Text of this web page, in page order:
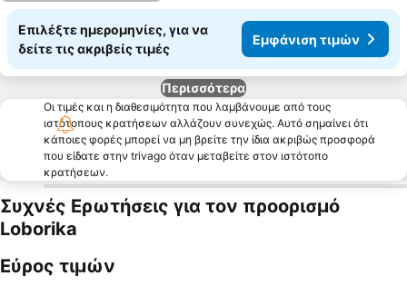
Επιλέξτε ημερομηνίες, για να
δείτε τις ακριβείς τιμές
Εμφάνιση τιμών
Περισσότερα
Οι τιμές και η διαθεσιμότητα που λαμβάνουμε από τους
ιστότοπους κρατήσεων αλλάζουν συνεχώς. Αυτό σημαίνει ότι
κάποιες φορές μπορεί να μη βρείτε την ίδια ακριβώς προσφορά
που είδατε στην trivago όταν μεταβείτε στον ιστότοπο
κρατήσεων.
Συχνές Ερωτήσεις για τον προορισμό
Loborika
Εύρος τιμών